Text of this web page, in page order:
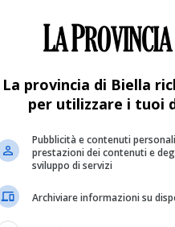
La provincia di Biella
per utilizzare i tuoi
Pubblicità e contenuti
prestazioni dei contenuti e
sviluppo di servizi
Archiviare informazioni su